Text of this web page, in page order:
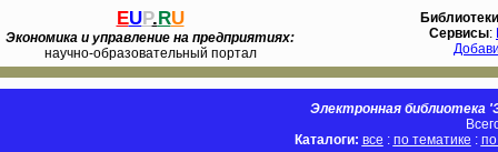
EUP.RU
Экономика и управление на предприятиях:
научно-образовательный портал
Библиотеки
Сервисы:
Электронная библиотека
Каталоги: все : по тематике :